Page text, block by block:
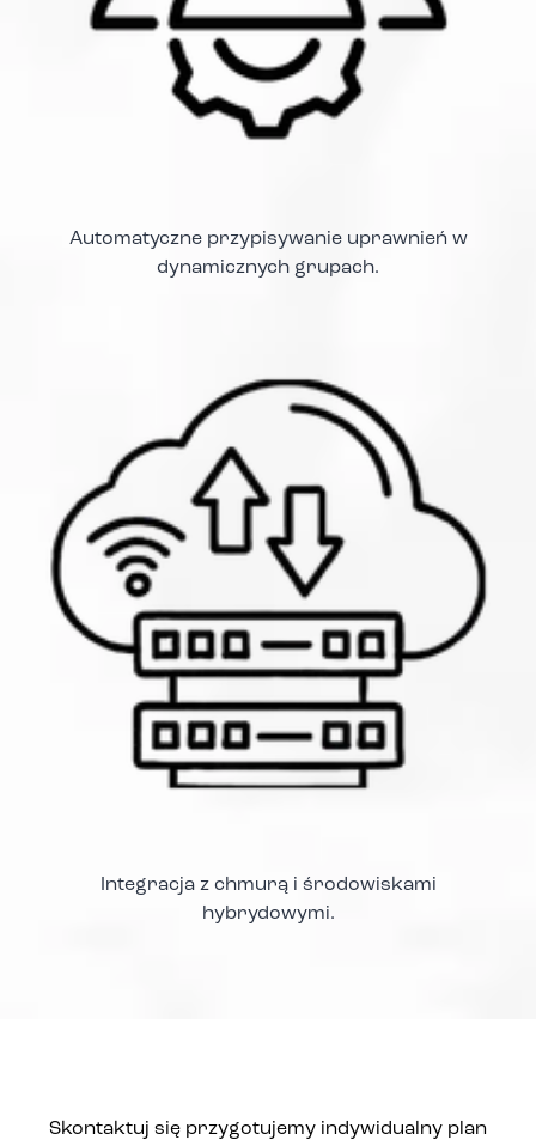
Automatyczne przypisywanie uprawnień w
dynamicznych grupach.
Integracja z chmurą i środowiskami
hybrydowymi.
Skontaktuj się przygotujemy indywidualny plan